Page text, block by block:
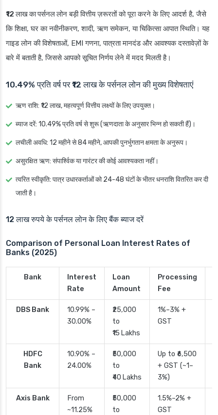
₹12 लाख का पर्सनल लोनबड़ी वित्तीय ज़रूरतों को पूरा करने के लिए आदर्श है, जैसे
कि शिक्षा, घर का नवीनीकरण, शादी, ऋण समेकन, या चिकित्सा आपात स्थिति। यह
गाइड लोन की विशेषताओं, EMI गणना, पात्रता मानदंड और आवश्यक दस्तावेज़ों के
बारे में बताती है, जिससे आपको सूचित निर्णय लेने में मदद मिलती है।
10.49% प्रति वर्ष पर ₹12 लाख के पर्सनल लोन की मुख्य विशेषताएं
ऋण राशि: ₹12 लाख, महत्वपूर्ण वित्तीय लक्ष्यों के लिए उपयुक्त।
ब्याज दरें: 10.49% प्रति वर्ष से शुरू (ऋणदाता के अनुसार भिन्न हो सकती हैं)।
लचीली अवधि: 12 महीने से 84 महीने, आपकी पुनर्भुगतान क्षमता के अनुरूप।
असुरक्षित ऋण: संपार्श्विक या गारंटर की कोई आवश्यकता नहीं।
त्वरित स्वीकृति: पात्र उधारकर्ताओं को 24-48 घंटों के भीतर धनराशि वितरित कर दी
जाती है।
12 लाख रुपये के पर्सनल लोन के लिए बैंक ब्याज दरें
Comparison of Personal Loan Interest Rates of
Banks (2025)
Bank
Interest
Rate
Loan
Amount
Processing
Fee
DBS Bank
10.99% –
30.00%
₹25,000
to
₹15 Lakhs
1%–3% +
GST
HDFC
Bank
10.90% –
24.00%
₹50,000
to
₹40 Lakhs
Up to ₹6,500
+ GST (~1–
3%)
Axis Bank
From
~11.25%
₹50,000
to
1.5%–2% +
GST